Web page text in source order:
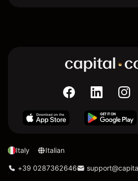
Italy Italian
+39 0287362646